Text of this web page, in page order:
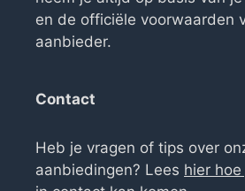
en de officiële voorwaarden
aanbieder.
Contact
Heb je vragen of tips over
aanbiedingen? Lees hier